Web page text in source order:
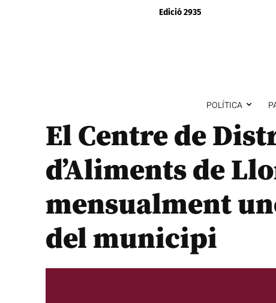
Edició 2935
POLÍTICA
El Centre de
d’Aliments de
mensualment
del municipi